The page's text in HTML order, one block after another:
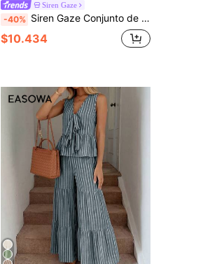
Siren Gaze
-40% Siren Gaze Conjunto de 2 piezas de camisola con volantes y pantalones de pierna ancha a rayas para mujer, conjunto de pijama de pantalón largo y top sin mangas con cuello de solapa a rayas, pijama de verano a rayas azul y blanco para mujer, conjunto de pijama elegante y cómodo para mujer con detalles a rayas, top de cuello redondo suelto y pantalón de cintura elástica que se puede usar como ropa exterior, conjunto de pantalones anchos de cintura baja con espalda abierta y pierna recta ancha en azul con estilo Y2K
$10.434